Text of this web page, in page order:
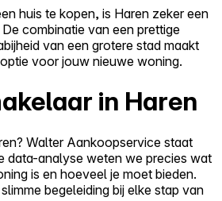
huis te kopen, is Haren zeker een
combinatie van een prettige
van een grotere stad maakt
voor jouw nieuwe woning.
in Haren
Walter Aankoopservice staat
data-analyse weten we precies wat
is en hoeveel je moet bieden.
begeleiding bij elke stap van